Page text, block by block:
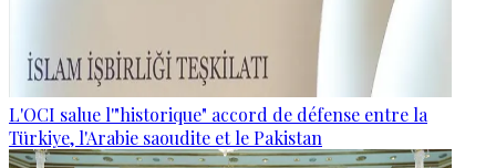
L'OCI salue l'"historique" accord de défense entre la
Türkiye, l'Arabie saoudite et le Pakistan